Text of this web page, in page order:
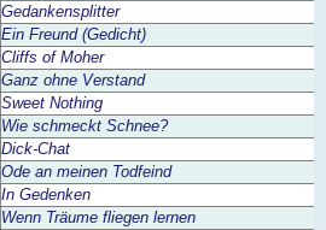
Gedankensplitter
Ein Freund (Gedicht)
Cliffs of Moher
Ganz ohne Verstand
Sweet Nothing
Wie schmeckt Schnee?
Dick-Chat
Ode an meinen Todfeind
In Gedenken
Wenn Träume fliegen lernen